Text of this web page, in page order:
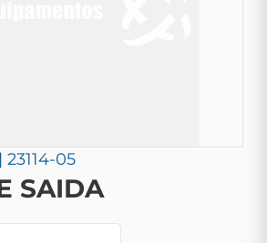
23114-05
SAIDA